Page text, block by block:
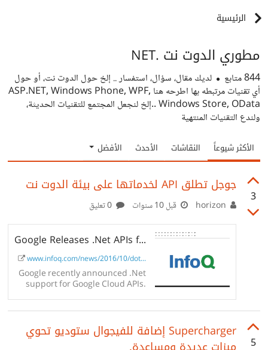
الرئيسية
مطوري الدوت نت .NET
844متابع
لديك مقال، سؤال، استفسار .. إلخ حول الدوت نت، أو حول
أي تقنيات مرتبطه بها اطرحه هنا ASP.NET, Windows Phone, WPF,
Windows Store, OData ..إلخ لنجعل المجتمع للتقنيات الحديثة،
ولندع التقنيات المنتهية
الأكثر شيوعاً النقاشات الأحدث الأفضل
3
جوجل تطلق API لخدماتها على بيئة الدوت نت
قبل 10 سنوات
Google Releases .Net APIs for Google Cloud
www.infoq.com/news/2016/10/dot...
Google recently announced .Net
support for Google Cloud APIs.
This includes C# bindings and
available, allowing to browse
Google Cloud resources and to 5
Supercharger إضافة للفيجوال ستوديو تحوي